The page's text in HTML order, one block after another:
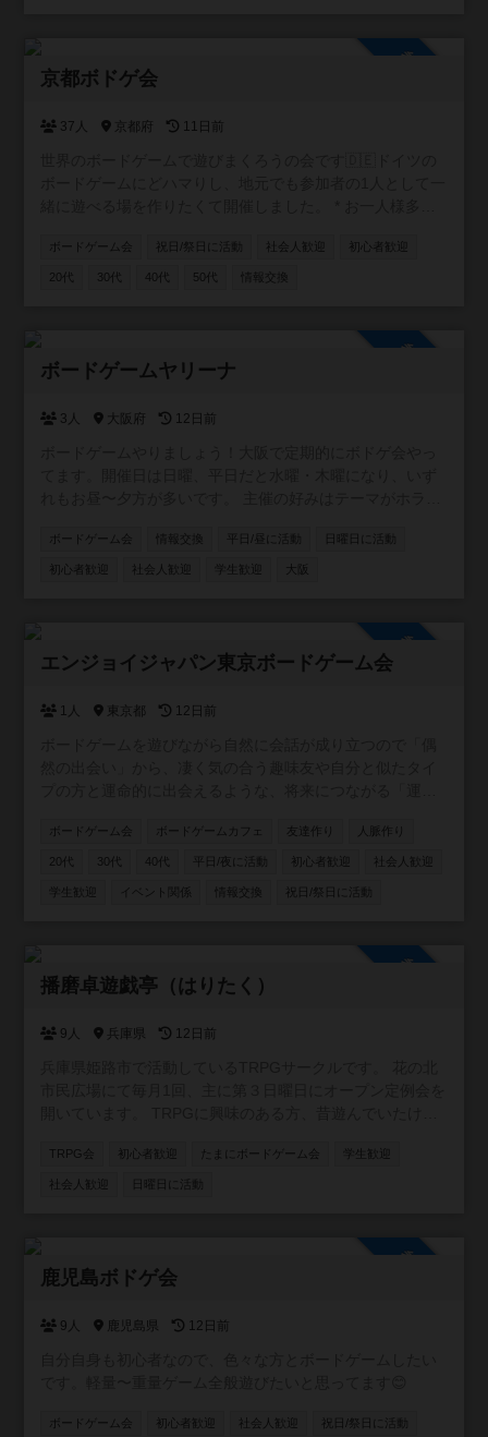
京都ボドゲ会
37人 京都府 11日前
入退室時間は自由 もちろん、市外・府外の方も大歓迎で
す。 月1回程度、公共施設でオープン会を開催していま
再開していきますので、気長によろしくです〜🐈
ボードゲーム会 祝日/祭日に活動 社会人歓迎 初心者歓迎
20代 30代 40代 50代 情報交換
ボードゲームヤリーナ
3人 大阪府 12日前
軽量〜中量級でメジャー作品よりは同人ゲームやマイナー
なのが好き。 ちなみにボードゲームアリーナとは関係あり
ボードゲーム会 情報交換 平日/昼に活動
初心者歓迎 社会人歓迎 学生歓迎 大阪
エンジョイジャパン東京ボードゲーム会
1人 東京都 12日前
企画しています✨ 公式ページ https://enjoyjp.jp/
ボードゲーム会 ボードゲームカフェ 友達作り 人脈作り
20代 30代 40代 平日/夜に活動 初心者歓迎 社会人歓迎
学生歓迎 イベント関係 情報交換 祝日/祭日に活動
播磨卓遊戯亭（はりたく）
9人 兵庫県 12日前
加ください。 利用させていただいてます花の北市民広場で
は、室内での飲食が制限されております。 以下の点をご留
ています。 外食できる店舗は徒歩圏内に幾つかあります
が、コンビニまでは600mほどの距離があります。 参加人
の方は一言伝えていただけると確実です。
TRPG会 初心者歓迎 たまにボードゲーム会 学生歓迎
社会人歓迎
鹿児島ボドゲ会
9人 鹿児島県 12日前
ボードゲーム会 初心者歓迎 社会人歓迎 祝日/祭日に活動